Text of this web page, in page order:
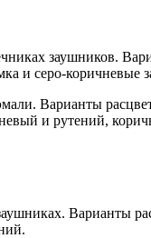
заушников.
и серо-коричневые
Варианты
и рутений,
Варианты